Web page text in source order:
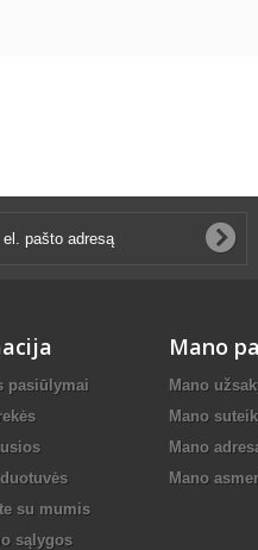
pasiūlymai
su mumis
sąlygos
Mano
Mano
Mano
Mano
Mano